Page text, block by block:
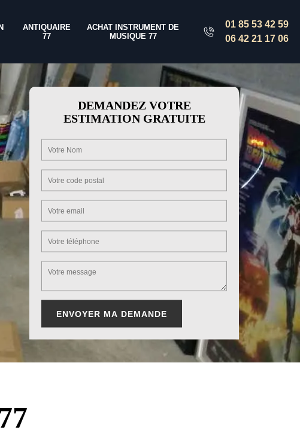
ANTIQUAIRE
77
ACHAT INSTRUMENT DE
MUSIQUE 77
01 85 53 42 59
06 42 21 17 06
DEMANDEZ VOTRE
ESTIMATION GRATUITE